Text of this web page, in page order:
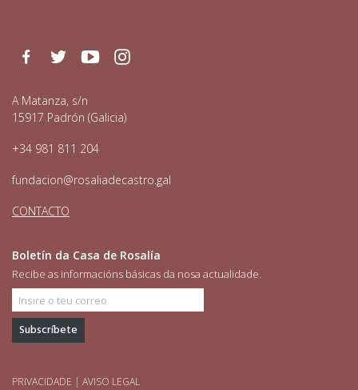
FacebookTwitterYoutubeInstagram
A Matanza, s/n
15917 Padrón (Galicia)
+34 981 811 204
fundacion@rosaliadecastro.gal
CONTACTO
Boletín da Casa de Rosalía
Recibe as informacións básicas da nosa actualidade.
Insire o teu correo
PRIVACIDADE | AVISO LEGAL